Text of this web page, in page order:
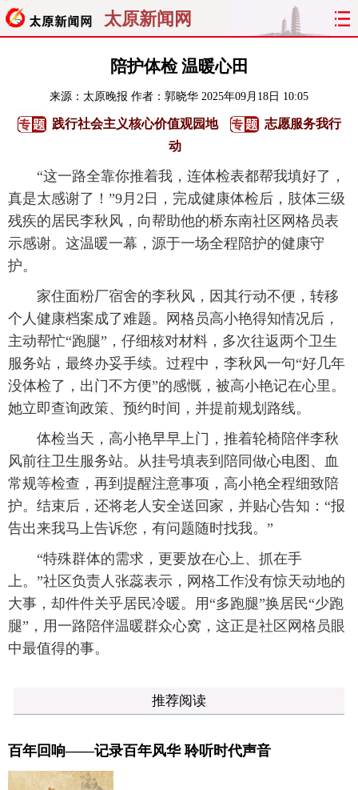
太原新闻网
聚焦 太原
经济 关注 文明 出行
旅游 理财 政务 教育
看天下 晋月读 最太原 网罗民生
太原日报
陪护体检 温暖心田
来源： 太原晚报 作者：郭晓华 2025年09月18日 10:05
践行社会主义核心价值观园地
志愿服务我行
动
“这一路全靠你推着我，连体检表都帮我填好了，
真是太感谢了！”9月2日，完成健康体检后，肢体三级
残疾的居民李秋风，向帮助他的桥东南社区网格员表
示感谢。这温暖一幕，源于一场全程陪护的健康守
护。
家住面粉厂宿舍的李秋风，因其行动不便，转移
个人健康档案成了难题。网格员高小艳得知情况后，
主动帮忙“跑腿”，仔细核对材料，多次往返两个卫生
服务站，最终办妥手续。过程中，李秋风一句“好几年
没体检了，出门不方便”的感慨，被高小艳记在心里。
她立即查询政策、预约时间，并提前规划路线。
体检当天，高小艳早早上门，推着轮椅陪伴李秋
风前往卫生服务站。从挂号填表到陪同做心电图、血
常规等检查，再到提醒注意事项，高小艳全程细致陪
护。结束后，还将老人安全送回家，并贴心告知：“报
告出来我马上告诉您，有问题随时找我。”
“特殊群体的需求，更要放在心上、抓在手
上。”社区负责人张蕊表示，网格工作没有惊天动地的
大事，却件件关乎居民冷暖。用“多跑腿”换居民“少跑
腿”，用一路陪伴温暖群众心窝，这正是社区网格员眼
中最值得的事。
推荐阅读
百年回响——记录百年风华 聆听时代声音